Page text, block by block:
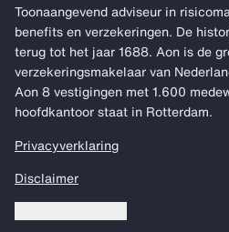
Toonaangevend adviseur in
benefits en verzekeringen. De
terug tot het jaar 1688. Aon is de
verzekeringsmakelaar van
Aon 8 vestigingen met 1.600
hoofdkantoor staat in Rotterdam.
Privacyverklaring
Disclaimer